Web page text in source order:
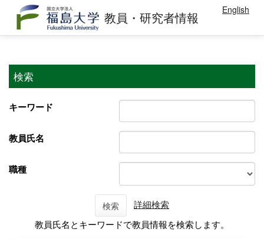
教員・研究者情報 English
検索
キーワード
教員氏名
職種
検索
詳細検索
教員氏名とキーワードで教員情報を検索します。